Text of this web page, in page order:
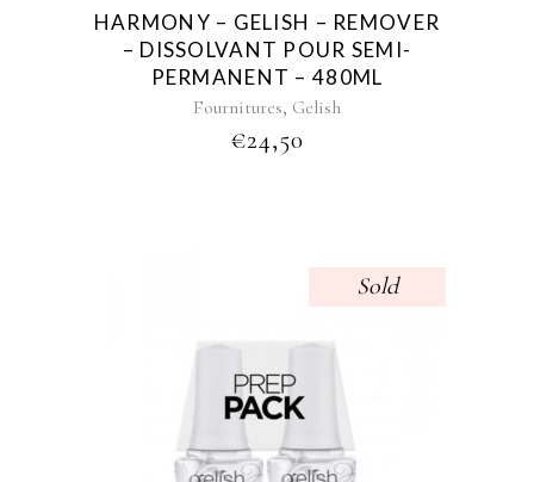
HARMONY – GELISH – REMOVER
– DISSOLVANT POUR SEMI-
PERMANENT – 480ML
Fournitures, Gelish
€24,50
Sold